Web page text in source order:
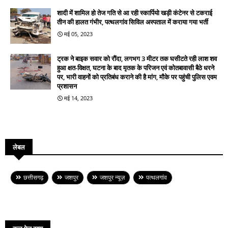
शादी में शामिल हो तेज गति से आ रही स्कार्पियो खड़ी कंटेनर से टकराई
तीन की हालत गंभीर, पत्थलगांव सिविल अस्पताल में कराया गया भर्ती
मई 05, 2023
ट्रक ने बाइक सवार को रौंदा, लगभग 3 मीटर तक घसीटते रही लाश शव
हुआ क्षत-विक्षत, घटना के बाद मृतक के परिजन एवं कोतबावासी बैठे धरने
पर, भारी वाहनों को प्रतिबंध कराने की है मांग, मौके पर पहुंची पुलिस एवम
प्रशासन
मई 14, 2023
लेबल
छत्तीसगढ़ जशपुर जशपुर न्यूज़ पत्थलगांव